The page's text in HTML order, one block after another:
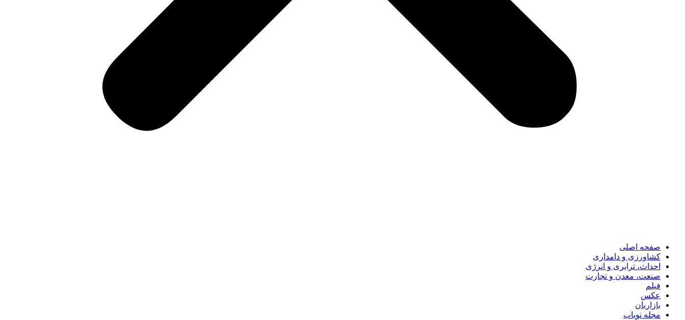
صفحه اصلی
کشاورزی و دامداری
احداث، ترابری و انرژی
صنعت، معدن و تجارت
فیلم
عکس
بازاربان
مجله نویاب